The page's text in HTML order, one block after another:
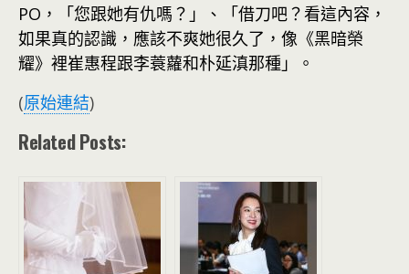
PO，「您跟她有仇嗎？」、「借刀吧？看這內容，
如果真的認識，應該不爽她很久了，像《黑暗榮
耀》裡崔惠程跟李蓑蘿和朴延滇那種」。
(原始連結)
Related Posts: